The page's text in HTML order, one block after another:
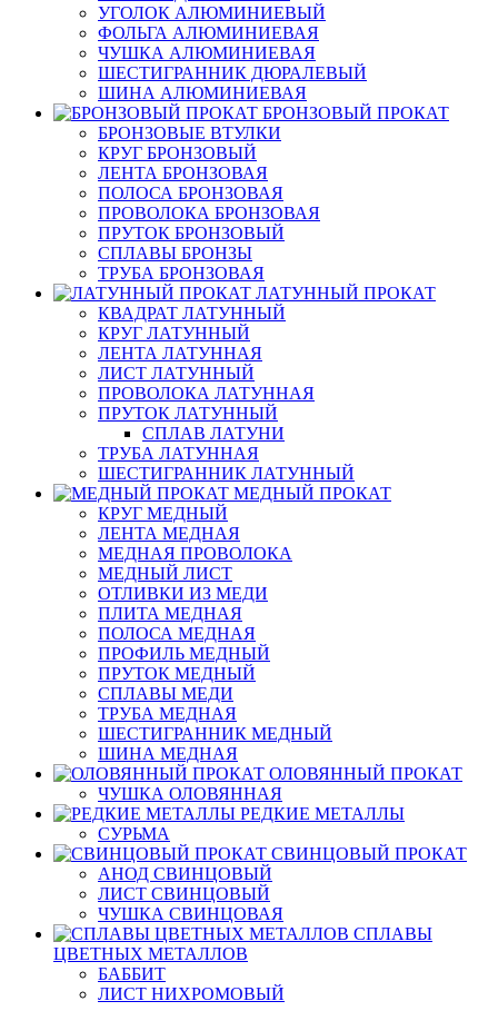
УГОЛОК АЛЮМИНИЕВЫЙ
ФОЛЬГА АЛЮМИНИЕВАЯ
ЧУШКА АЛЮМИНИЕВАЯ
ШЕСТИГРАННИК ДЮРАЛЕВЫЙ
ШИНА АЛЮМИНИЕВАЯ
БРОНЗОВЫЙ ПРОКАТ
БРОНЗОВЫЕ ВТУЛКИ
КРУГ БРОНЗОВЫЙ
ЛЕНТА БРОНЗОВАЯ
ПОЛОСА БРОНЗОВАЯ
ПРОВОЛОКА БРОНЗОВАЯ
ПРУТОК БРОНЗОВЫЙ
СПЛАВЫ БРОНЗЫ
ТРУБА БРОНЗОВАЯ
ЛАТУННЫЙ ПРОКАТ
КВАДРАТ ЛАТУННЫЙ
КРУГ ЛАТУННЫЙ
ЛЕНТА ЛАТУННАЯ
ЛИСТ ЛАТУННЫЙ
ПРОВОЛОКА ЛАТУННАЯ
ПРУТОК ЛАТУННЫЙ
СПЛАВ ЛАТУНИ
ТРУБА ЛАТУННАЯ
ШЕСТИГРАННИК ЛАТУННЫЙ
МЕДНЫЙ ПРОКАТ
КРУГ МЕДНЫЙ
ЛЕНТА МЕДНАЯ
МЕДНАЯ ПРОВОЛОКА
МЕДНЫЙ ЛИСТ
ОТЛИВКИ ИЗ МЕДИ
ПЛИТА МЕДНАЯ
ПОЛОСА МЕДНАЯ
ПРОФИЛЬ МЕДНЫЙ
ПРУТОК МЕДНЫЙ
СПЛАВЫ МЕДИ
ТРУБА МЕДНАЯ
ШЕСТИГРАННИК МЕДНЫЙ
ШИНА МЕДНАЯ
ОЛОВЯННЫЙ ПРОКАТ
ЧУШКА ОЛОВЯННАЯ
РЕДКИЕ МЕТАЛЛЫ
СУРЬМА
СВИНЦОВЫЙ ПРОКАТ
АНОД СВИНЦОВЫЙ
ЛИСТ СВИНЦОВЫЙ
ЧУШКА СВИНЦОВАЯ
СПЛАВЫ
ЦВЕТНЫХ МЕТАЛЛОВ
БАББИТ
ЛИСТ НИХРОМОВЫЙ